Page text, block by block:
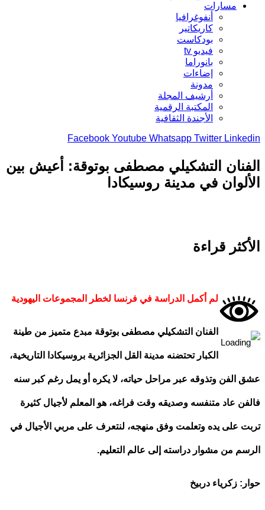
مسارات
أنفوغرافيا
كاريكاتير
بودكاست
فيديو tv
بانوراما
إضاءات
مدونة
أرشيف المجلة
المكتبة الرقمية
الأجندة الثقافية
Facebook Youtube Whatsapp Twitter
التشكيلي مصطفى بوتوقة: أعيش بين
في مدينة روسيكادا
قراءة
لم أكمل الدراسة في فرنسا لخطر المجموعات اليهودية
الفنان التشكيلي مصطفى بوتوقة مبدع متميز من طينة
الكبار تحتضنه مدينة القل الجزائرية بروسيكادا التاريخية،
الفن وتذوقه عبر مراحل حياته، لا يكره أو يمل رغم كبر سنه
عاد متنفسه وصديقه وقت فراغه، هو المعلم لأجيال كثيرة
على يده وتعلمت وفق منهجه، لنتعرف على مربي الأجيال في
من مشوار دراسته إلى عالم التعليم.
زكرياء دربيخ